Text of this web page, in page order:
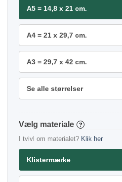
A5 = 14,8 x 21 cm.
A4 = 21 x 29,7 cm.
A3 = 29,7 x 42 cm.
Se alle størrelser
materiale ?
I tvivl om materialet? Klik her
Klistermærke